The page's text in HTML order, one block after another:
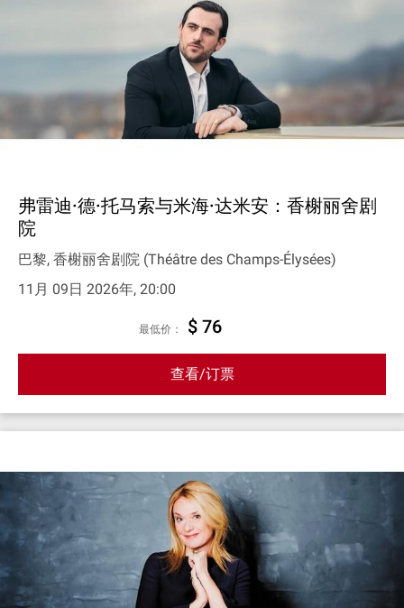
弗雷迪·德·托马索与米海·达米安：香榭丽舍剧
院
巴黎, 香榭丽舍剧院 (Théâtre des Champs-Élysées)
11月 09日 2026年, 20:00
最低价： $ 76
查看/订票